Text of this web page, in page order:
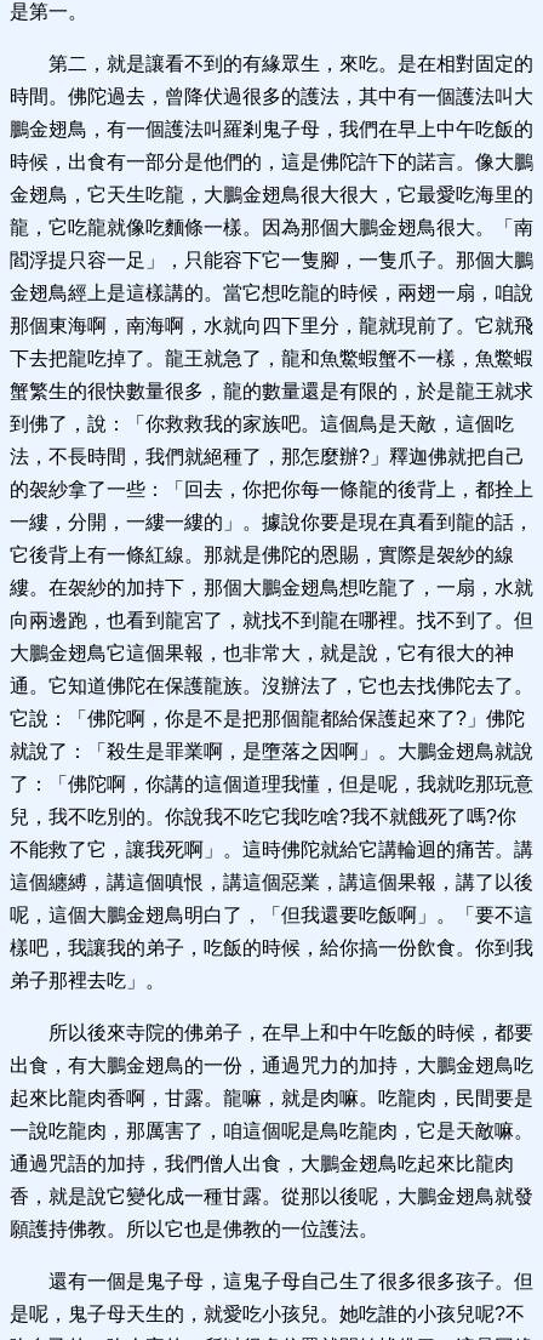
是第一。
第二，就是讓看不到的有緣眾生，來吃。是在相對固定的
時間。佛陀過去，曾降伏過很多的護法，其中有一個護法叫大
鵬金翅鳥，有一個護法叫羅剎鬼子母，我們在早上中午吃飯的
時候，出食有一部分是他們的，這是佛陀許下的諾言。像大鵬
金翅鳥，它天生吃龍，大鵬金翅鳥很大很大，它最愛吃海里的
龍，它吃龍就像吃麵條一樣。因為那個大鵬金翅鳥很大。「南
閻浮提只容一足」，只能容下它一隻腳，一隻爪子。那個大鵬
金翅鳥經上是這樣講的。當它想吃龍的時候，兩翅一扇，咱說
那個東海啊，南海啊，水就向四下里分，龍就現前了。它就飛
下去把龍吃掉了。龍王就急了，龍和魚鱉蝦蟹不一樣，魚鱉蝦
蟹繁生的很快數量很多，龍的數量還是有限的，於是龍王就求
到佛了，說：「你救救我的家族吧。這個鳥是天敵，這個吃
法，不長時間，我們就絕種了，那怎麼辦?」釋迦佛就把自己
的袈紗拿了一些：「回去，你把你每一條龍的後背上，都拴上
一縷，分開，一縷一縷的」。據說你要是現在真看到龍的話，
它後背上有一條紅線。那就是佛陀的恩賜，實際是袈紗的線
縷。在袈紗的加持下，那個大鵬金翅鳥想吃龍了，一扇，水就
向兩邊跑，也看到龍宮了，就找不到龍在哪裡。找不到了。但
大鵬金翅鳥它這個果報，也非常大，就是說，它有很大的神
通。它知道佛陀在保護龍族。沒辦法了，它也去找佛陀去了。
它說：「佛陀啊，你是不是把那個龍都給保護起來了?」佛陀
就說了：「殺生是罪業啊，是墮落之因啊」。大鵬金翅鳥就說
了：「佛陀啊，你講的這個道理我懂，但是呢，我就吃那玩意
兒，我不吃別的。你說我不吃它我吃啥?我不就餓死了嗎?你
不能救了它，讓我死啊」。這時佛陀就給它講輪迴的痛苦。講
這個纏縛，講這個嗔恨，講這個惡業，講這個果報，講了以後
呢，這個大鵬金翅鳥明白了，「但我還要吃飯啊」。「要不這
樣吧，我讓我的弟子，吃飯的時候，給你搞一份飲食。你到我
弟子那裡去吃」。
所以後來寺院的佛弟子，在早上和中午吃飯的時候，都要
出食，有大鵬金翅鳥的一份，通過咒力的加持，大鵬金翅鳥吃
起來比龍肉香啊，甘露。龍嘛，就是肉嘛。吃龍肉，民間要是
一說吃龍肉，那厲害了，咱這個呢是鳥吃龍肉，它是天敵嘛。
通過咒語的加持，我們僧人出食，大鵬金翅鳥吃起來比龍肉
香，就是說它變化成一種甘露。從那以後呢，大鵬金翅鳥就發
願護持佛教。所以它也是佛教的一位護法。
還有一個是鬼子母，這鬼子母自己生了很多很多孩子。但
是呢，鬼子母天生的，就愛吃小孩兒。她吃誰的小孩兒呢?不